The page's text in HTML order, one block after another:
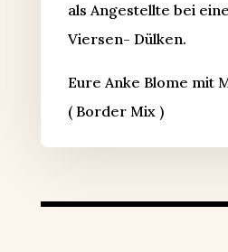
als Angestellte bei
Viersen- Dülken.
Eure Anke Blome mit
( Border Mix )